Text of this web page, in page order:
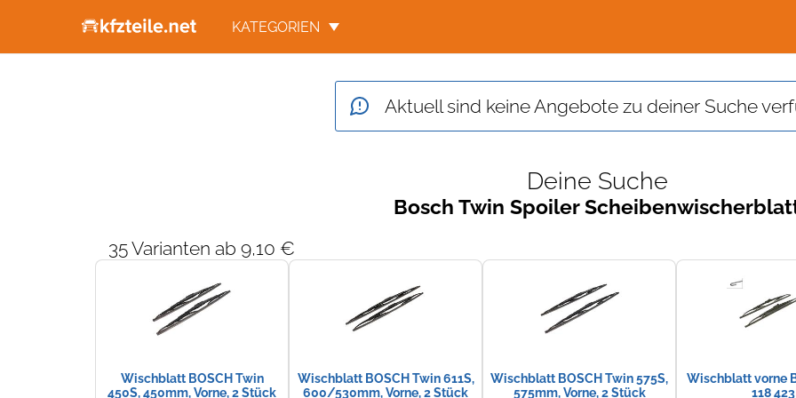
KATEGORIEN
Aktuell sind keine Angebote zu deiner Suche
Deine Suche
Bosch Twin Spoiler
35 Varianten ab 9,10 €
Wischblatt BOSCH Twin
450S, 450mm, Vorne, 2 Stück
Wischblatt BOSCH Twin 611S,
600/530mm, Vorne, 2 Stück
Wischblatt BOSCH Twin 575S,
575mm, Vorne, 2 Stück
Wischblatt vorne
118 423